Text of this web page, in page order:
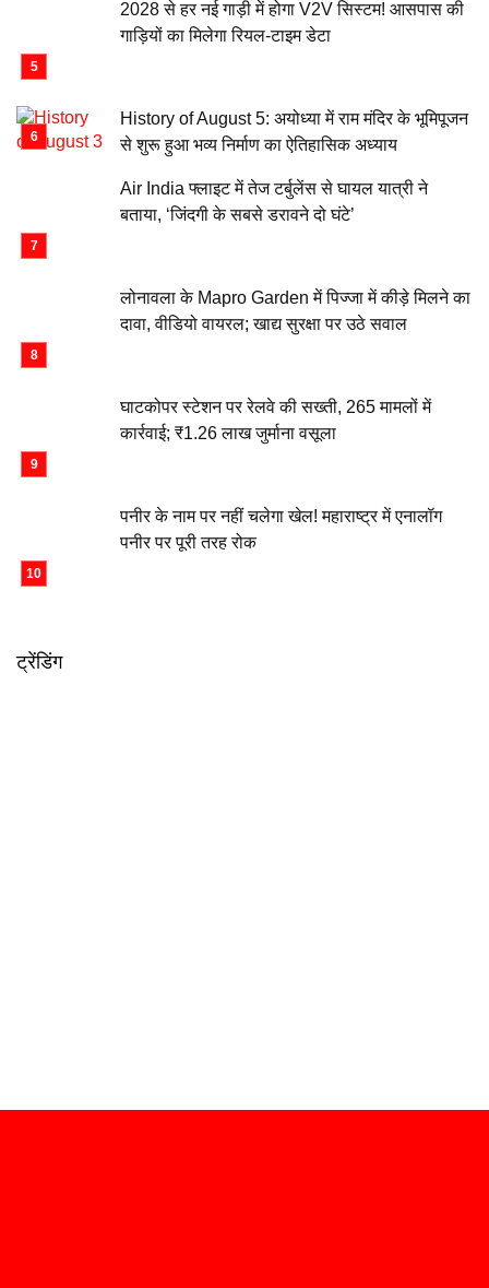
2028 से हर नई गाड़ी में होगा V2V सिस्टम! आसपास की
गाड़ियों का मिलेगा रियल-टाइम डेटा
History of August 5: अयोध्या में राम मंदिर के भूमिपूजन
से शुरू हुआ भव्य निर्माण का ऐतिहासिक अध्याय
Air India फ्लाइट में तेज टर्बुलेंस से घायल यात्री ने
बताया, ‘जिंदगी के सबसे डरावने दो घंटे’
लोनावला के Mapro Garden में पिज्जा में कीड़े मिलने का
दावा, वीडियो वायरल; खाद्य सुरक्षा पर उठे सवाल
घाटकोपर स्टेशन पर रेलवे की सख्ती, 265 मामलों में
कार्रवाई; ₹1.26 लाख जुर्माना वसूला
पनीर के नाम पर नहीं चलेगा खेल! महाराष्ट्र में एनालॉग
पनीर पर पूरी तरह रोक
ट्रेंडिंग